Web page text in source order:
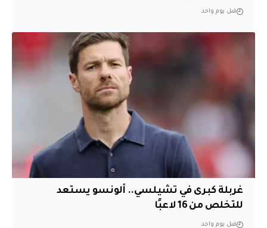
قبل يوم واحد
غربلة كبرى في تشيلسي.. ألونسو يستعد
للتخلص من 16 لاعبًا
قبل يوم واحد